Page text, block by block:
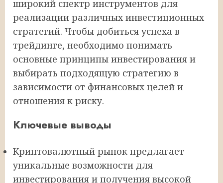
широкий спектр инструментов для
реализации различных инвестиционных
стратегий. Чтобы добиться успеха в
трейдинге, необходимо понимать
основные принципы инвестирования и
выбирать подходящую стратегию в
зависимости от финансовых целей и
отношения к риску.
Ключевые выводы
Криптовалютный рынок предлагает
уникальные возможности для
инвестирования и получения высокой